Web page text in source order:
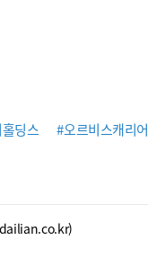
딩스 #오르비스캐리어